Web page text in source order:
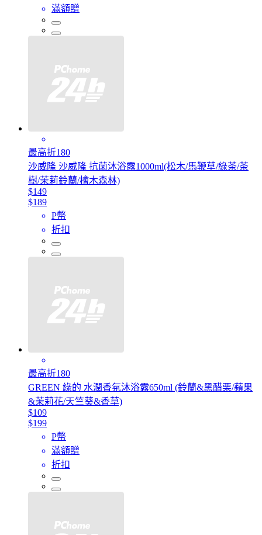
滿額贈
最高折180
沙威隆 沙威隆 抗菌沐浴露1000ml(松木/馬鞭草/綠茶/茶
樹/茉莉鈴蘭/檜木森林)
$149
$189
P幣
折扣
最高折180
GREEN 綠的 水潤香氛沐浴露650ml (鈴蘭&黑醋栗/蘋果
&茉莉花/天竺葵&香草)
$109
$199
P幣
滿額贈
折扣